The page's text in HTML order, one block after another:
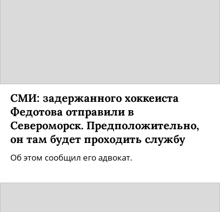
СМИ: задержанного хоккеиста
Федотова отправили в
Североморск. Предположительно,
он там будет проходить службу
Об этом сообщил его адвокат.